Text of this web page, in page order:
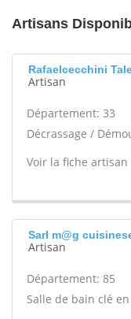
Artisans
Rafaelcecchini
Artisan
Département: 33
Décrassage /
Voir la fiche artisan
Sarl m@g
Artisan
Département: 85
Salle de bain clé